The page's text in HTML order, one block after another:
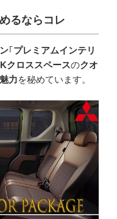
るならコレ
｢プレミアムインテリ
クロススペースのクオ
魅力を秘めています。